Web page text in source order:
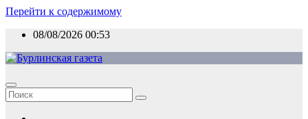
Перейти к содержимому
08/08/2026 00:53